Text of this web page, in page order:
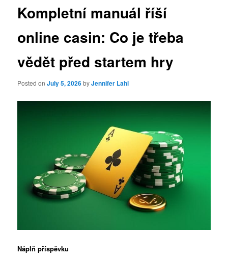
Kompletní manuál říší
online casin: Co je třeba
vědět před startem hry
Posted onJuly 5, 2026byJennifer Lahl
Náplň příspěvku